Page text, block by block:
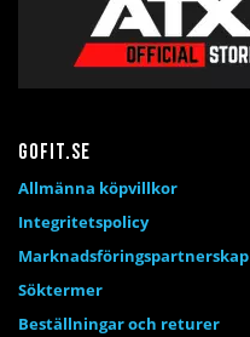
Gofit.se
Allmänna köpvillkor
Integritetspolicy
Marknadsföringspartnerskap
Söktermer
Beställningar och returer